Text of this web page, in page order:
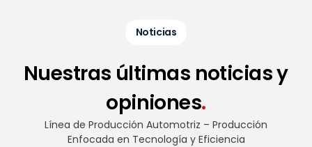
Noticias
Nuestras últimas noticias y
opiniones.
Línea de Producción Automotriz – Producción
Enfocada en Tecnología y Eficiencia